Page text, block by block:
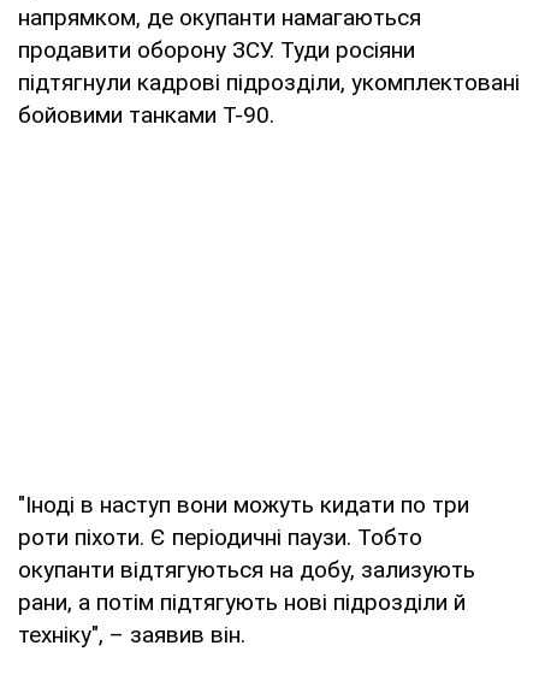
напрямком, де окупанти намагаються
продавити оборону ЗСУ. Туди росіяни
підтягнули кадрові підрозділи, укомплектовані
бойовими танками Т-90.
"Іноді в наступ вони можуть кидати по три
роти піхоти. Є періодичні паузи. Тобто
окупанти відтягуються на добу, зализують
рани, а потім підтягують нові підрозділи й
техніку", – заявив він.